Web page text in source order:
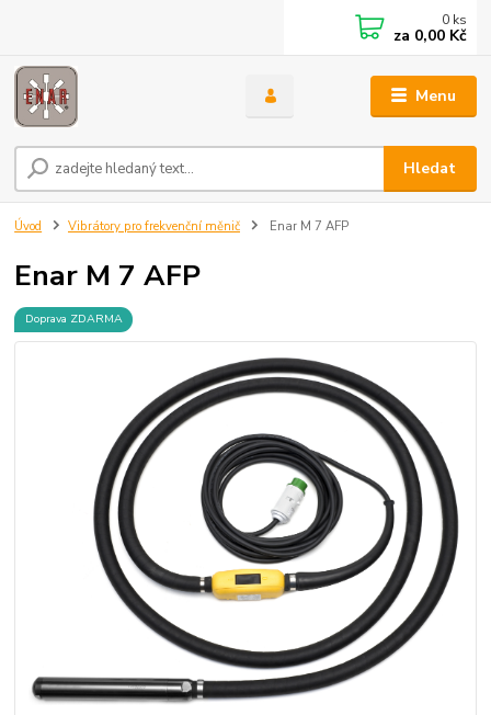
Menu
Hledat
0 ks
za 0,00 Kč
Úvod Vibrátory pro frekvenční měnič Enar M 7 AFP
Enar M 7 AFP
Doprava ZDARMA